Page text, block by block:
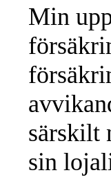
Min
särskilt
sin